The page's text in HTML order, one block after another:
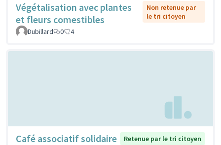
Végétalisation avec plantes
et fleurs comestibles
Non retenue par
le tri citoyen
Dubillard
0 4
Café associatif solidaire
Retenue par le tri citoyen